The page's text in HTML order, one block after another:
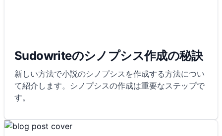
Sudowriteのシノプシス作成の秘訣
新しい方法で小説のシノプシスを作成する方法につい
て紹介します。シノプシスの作成は重要なステップで
す。